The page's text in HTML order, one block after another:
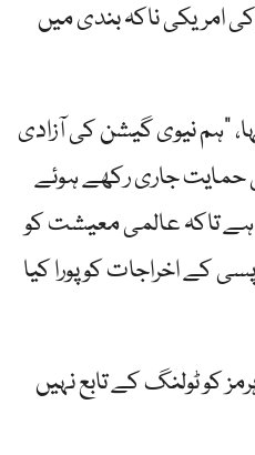
کی امریکی ناکہ بندی میں
"ہم نیوی گیشن کی آزادی
حمایت جاری رکھے ہوئے
تاکہ عالمی معیشت کو
کے اخراجات کو پورا کیا
کو ٹولنگ کے تابع نہیں